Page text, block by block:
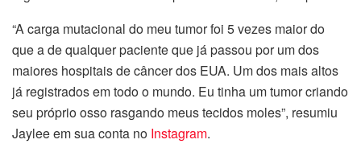
“A carga mutacional do meu tumor foi 5 vezes maior do
que a de qualquer paciente que já passou por um dos
maiores hospitais de câncer dos EUA. Um dos mais altos
já registrados em todo o mundo. Eu tinha um tumor criando
seu próprio osso rasgando meus tecidos moles”, resumiu
Jaylee em sua conta no Instagram.